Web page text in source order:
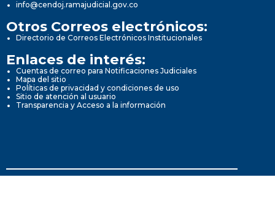
info@cendoj.ramajudicial.gov.co
Otros Correos electrónicos:
Directorio de Correos Electrónicos Institucionales
Enlaces de interés:
Cuentas de correo para Notificaciones Judiciales
Mapa del sitio
Políticas de privacidad y condiciones de uso
Sitio de atención al usuario
Transparencia y Acceso a la información